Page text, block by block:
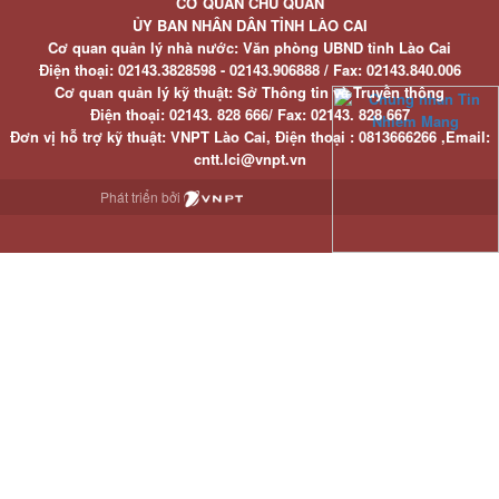
ỦY BAN NHÂN DÂN TỈNH LÀO CAI
Cơ quan quản lý nhà nước: Văn phòng UBND tỉnh Lào Cai
Điện thoại:02143.3828598 - 02143.906888 / Fax:02143.840.006
Cơ quan quản lý kỹ thuật: Sở Thông tin và Truyền thông
Điện thoại:02143. 828 666/ Fax:02143. 828 667
Đơn vị hỗ trợ kỹ thuật: VNPT Lào Cai, Điện thoại : 0813666266 ,Email:
cntt.lci@vnpt.vn
Phát triển bởi